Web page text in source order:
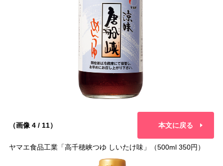
（画像 4 / 11） 本文に戻る
ヤマエ食品工業「高千穂峡つゆ しいたけ味」（500ml 350円）